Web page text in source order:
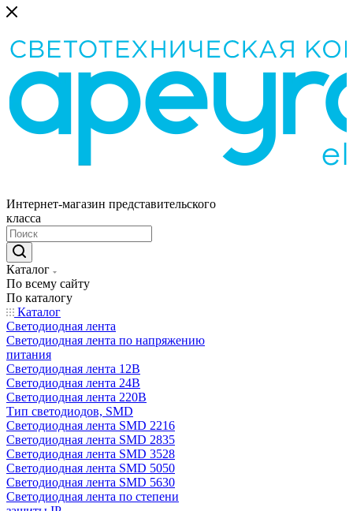
Интернет-магазин представительского
класса
Каталог
По всему сайту
По каталогу
Каталог
Светодиодная лента
Светодиодная лента по напряжению
питания
Светодиодная лента 12В
Светодиодная лента 24В
Светодиодная лента 220В
Тип светодиодов, SMD
Cветодиодная лента SMD 2216
Светодиодная лента SMD 2835
Светодиодная лента SMD 3528
Светодиодная лента SMD 5050
Светодиодная лента SMD 5630
Светодиодная лента по степени